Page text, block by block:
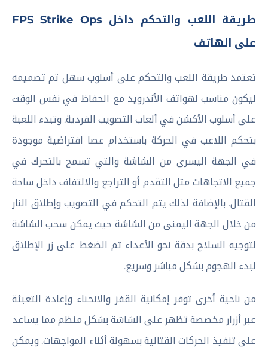
طريقة اللعب والتحكم داخل FPS Strike Ops
على الهاتف
تعتمد طريقة اللعب والتحكم على أسلوب سهل تم تصميمه
ليكون مناسب لهواتف الأندرويد مع الحفاظ في نفس الوقت
على أسلوب الأكشن في ألعاب التصويب الفردية. وتبدء اللعبة
بتحكم اللاعب في الحركة باستخدام عصا افتراضية موجودة
في الجهة اليسرى من الشاشة والتي تسمح بالتحرك في
جميع الاتجاهات مثل التقدم أو التراجع والالتفاف داخل ساحة
القتال. بالإضافة لذلك يتم التحكم في التصويب وإطلاق النار
من خلال الجهة اليمنى من الشاشة حيث يمكن سحب الشاشة
لتوجيه السلاح بدقة نحو الأعداء ثم الضغط على زر الإطلاق
لبدء الهجوم بشكل مباشر وسريع.
من ناحية أخرى توفر إمكانية القفز والانحناء وإعادة التعبئة
عبر أزرار مخصصة تظهر على الشاشة بشكل منظم مما يساعد
على تنفيذ الحركات القتالية بسهولة أثناء المواجهات. ويمكن